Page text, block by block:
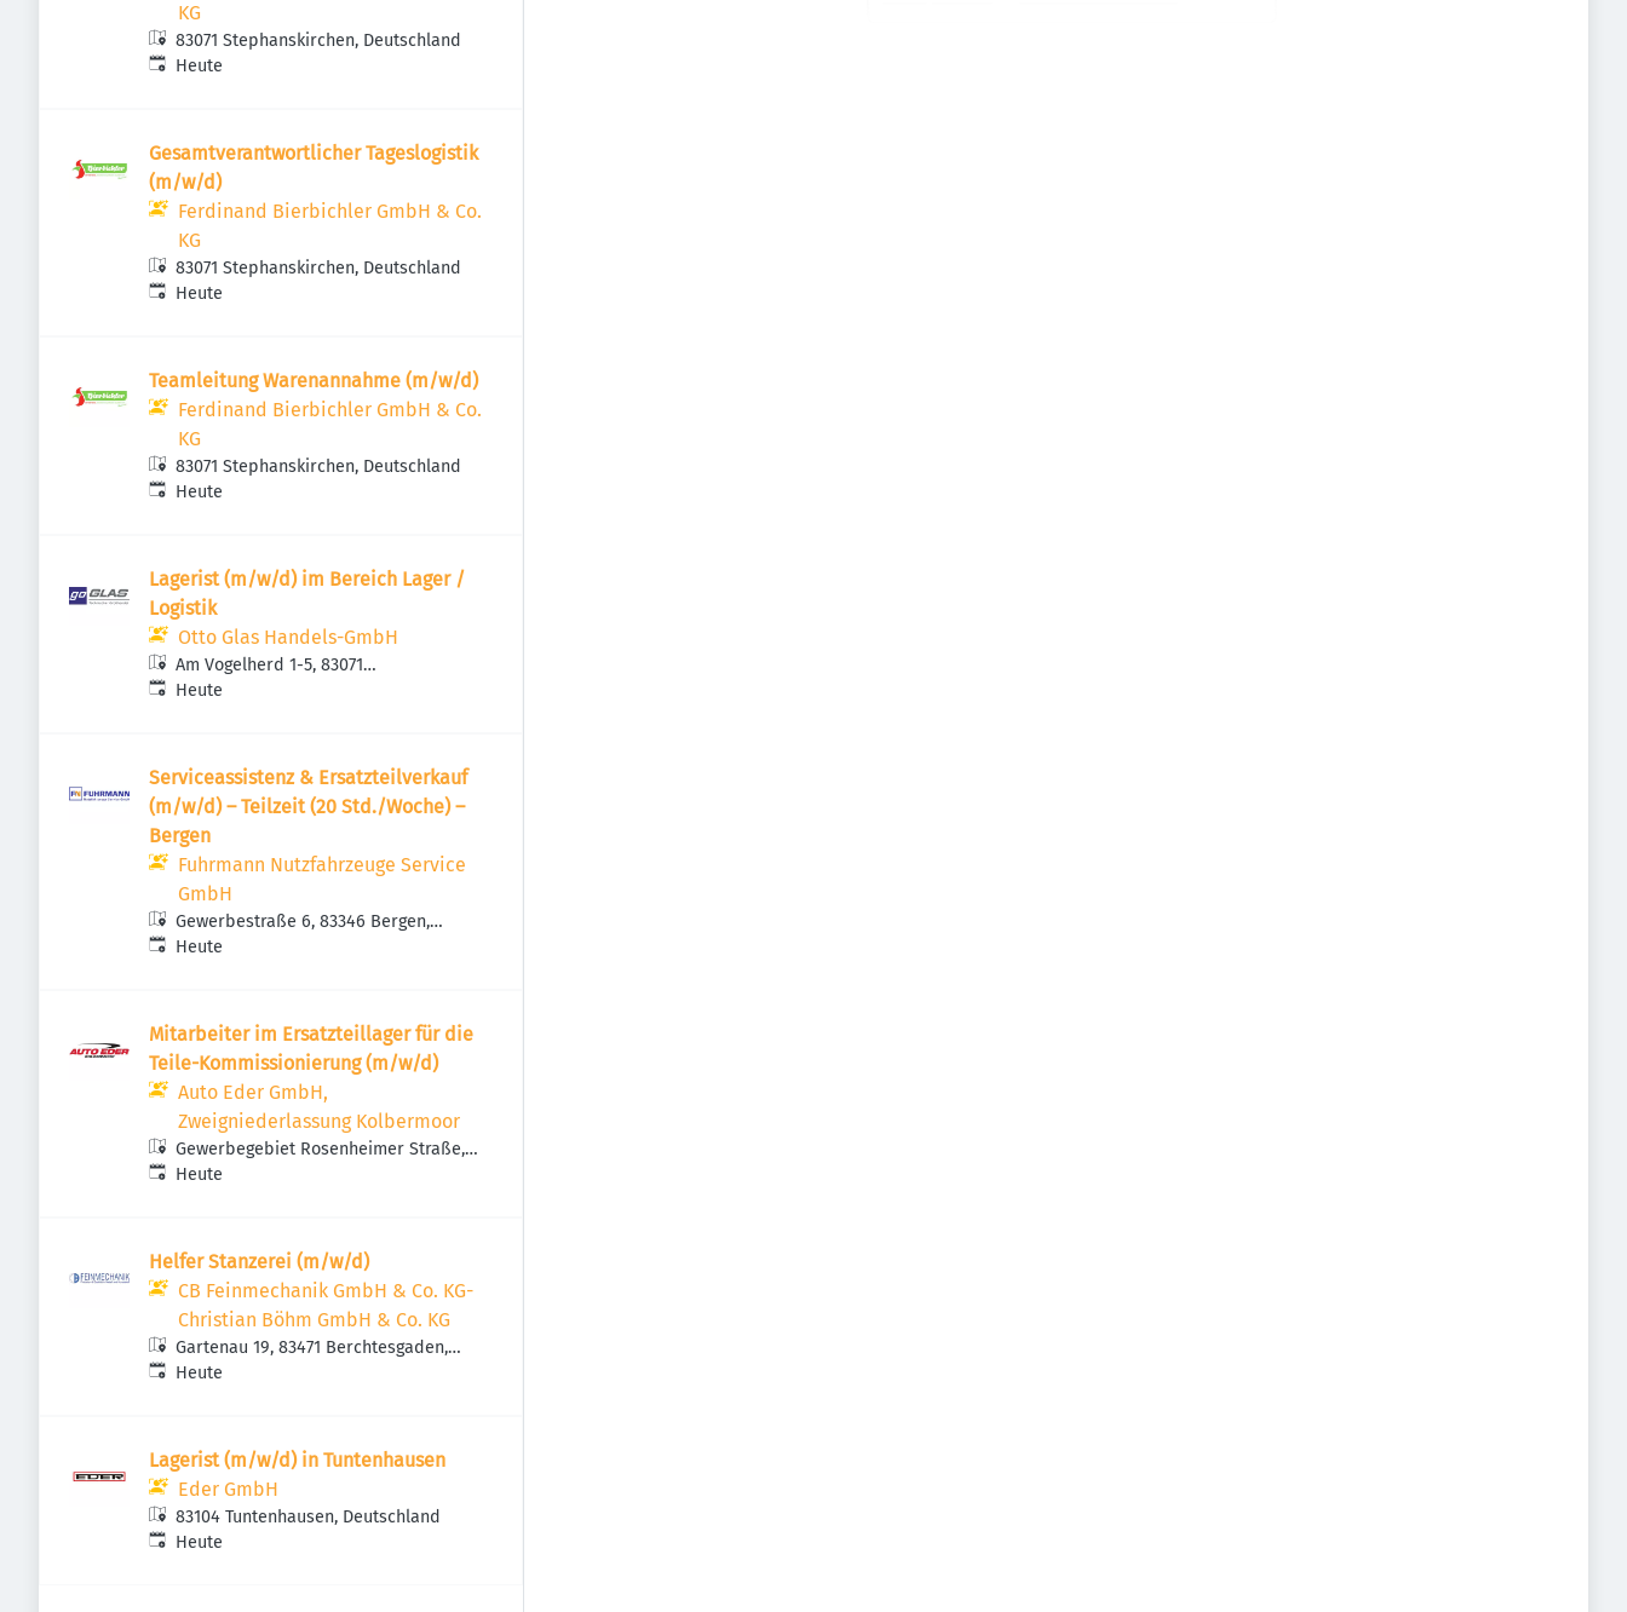
KG
83071 Stephanskirchen, Deutschland
Veröffentlicht
Heute
Gesamtverantwortlicher Tageslogistik
(m/w/d)
Ferdinand Bierbichler GmbH & Co.
KG
83071 Stephanskirchen, Deutschland
Veröffentlicht
Heute
Teamleitung Warenannahme (m/w/d)
Ferdinand Bierbichler GmbH & Co.
KG
83071 Stephanskirchen, Deutschland
Veröffentlicht
Heute
Lagerist (m/w/d) im Bereich Lager /
Logistik
Otto Glas Handels-GmbH
Am Vogelherd 1-5, 83071
Stephanskirchen, Deutschland
Veröffentlicht
Heute
Service­assistenz & Ersatz­teilverkauf
(m/w/d) – Teilzeit (20 Std./Woche) –
Bergen
Fuhrmann Nutzfahrzeuge Service
GmbH
Gewerbestraße 6, 83346 Bergen,
Deutschland
Veröffentlicht
Heute
Mitarbeiter im Ersatzteillager für die
Teile-Kommissionierung (m/w/d)
Auto Eder GmbH,
Zweigniederlassung Kolbermoor
Gewerbegebiet Rosenheimer Straße,
Rosenheimer Str. 59, 83059
Veröffentlicht
Heute
Helfer Stanzerei (m/w/d)
CB Feinmechanik GmbH & Co. KG-
Christian Böhm GmbH & Co. KG
Gartenau 19, 83471 Berchtesgaden,
Deutschland
Veröffentlicht
Heute
Lagerist (m/w/d) in Tuntenhausen
Eder GmbH
83104 Tuntenhausen, Deutschland
Veröffentlicht
Heute